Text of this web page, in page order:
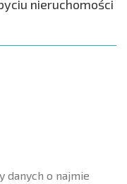
nieruchomości
danych o najmie